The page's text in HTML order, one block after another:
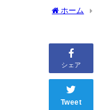
ホーム
シェア
Tweet